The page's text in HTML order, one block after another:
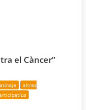
el Càncer”
altres